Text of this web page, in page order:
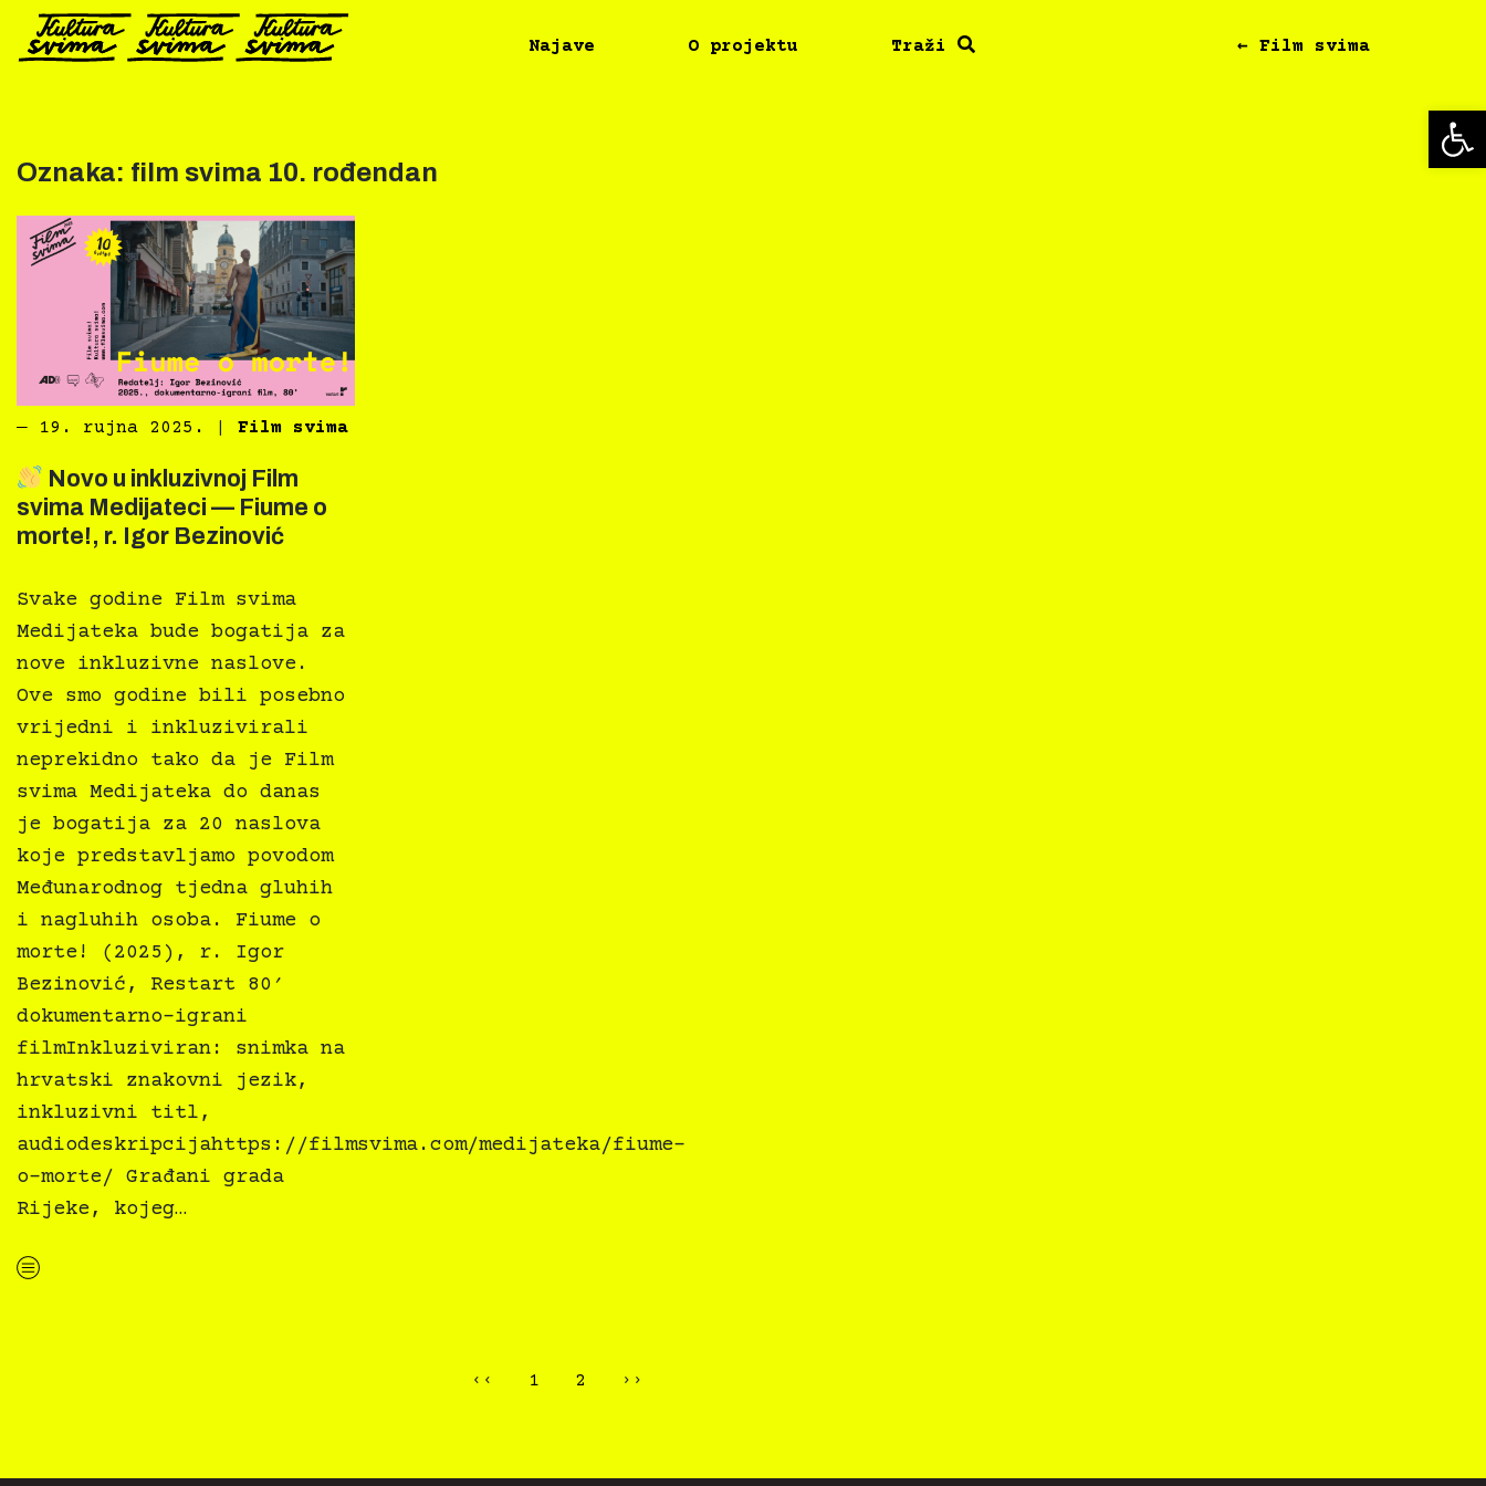
Preskoči
sadržaj
Najave O projektu ← Film svima
Traži
Oznaka: film svima 10. rođendan
― 19. rujna 2025. Film svima
Novo u inkluzivnoj Film
svima Medijateci — Fiume o
morte!, r. Igor Bezinović
Svake godine Film svima
Medijateka bude bogatija za
nove inkluzivne naslove.
Ove smo godine bili posebno
vrijedni i inkluzivirali
neprekidno tako da je Film
svima Medijateka do danas
je bogatija za 20 naslova
koje predstavljamo povodom
Međunarodnog tjedna gluhih
i nagluhih osoba. Fiume o
morte! (2025), r. Igor
Bezinović, Restart 80′
dokumentarno-igrani
filmInkluziviran: snimka na
hrvatski znakovni jezik,
inkluzivni titl,
audiodeskripcijahttps://filmsvima.com/medijateka/fiume-
o-morte/ Građani grada
Rijeke, kojeg…
“
‹‹ 1 2 ››